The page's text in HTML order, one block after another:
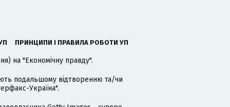
ПРИНЦИПИ І ПРАВИЛА РОБОТИ УП
на "Економічну правду".
подальшому відтворенню та/чи
Україна".